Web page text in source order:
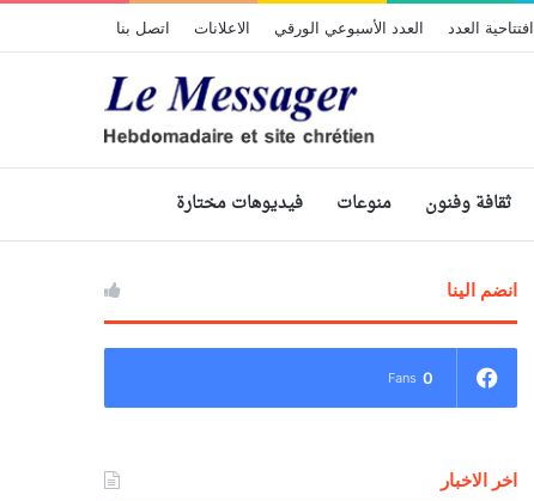
افتتاحية العدد العدد الأسبوعي الورقي الاعلانات اتصل بنا
ثقافة وفنون منوعات فيديوهات مختارة
انضم الينا
0
Fans
اخر الاخبار